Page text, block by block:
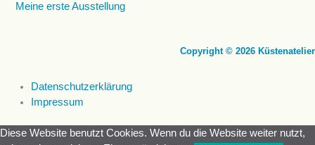
Meine erste Ausstellung
Copyright © 2026 Küstenatelier
Datenschutzerklärung
Impressum
Diese Website benutzt Cookies. Wenn du die Website weiter nutzt,